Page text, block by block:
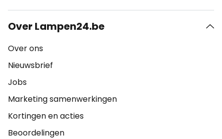
Over Lampen24.be
Over ons
Nieuwsbrief
Jobs
Marketing samenwerkingen
Kortingen en acties
Beoordelingen